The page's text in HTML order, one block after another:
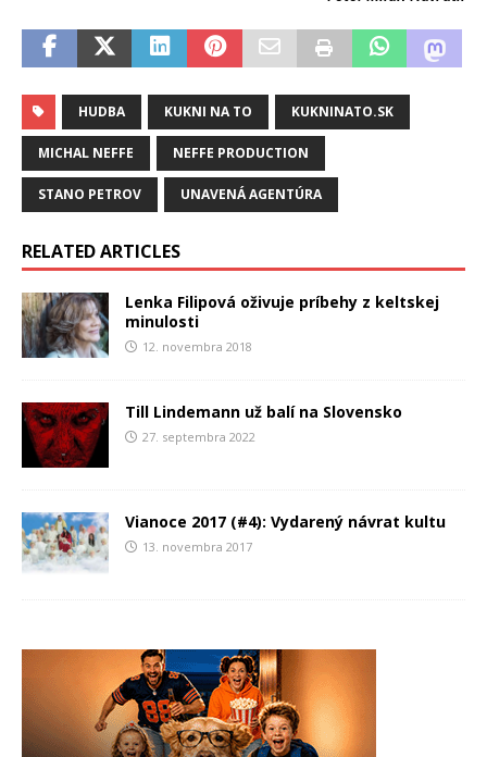
HUDBA KUKNI NA TO KUKNINATO.SK
MICHAL NEFFE NEFFE PRODUCTION
STANO PETROV UNAVENÁ AGENTÚRA
RELATED ARTICLES
Lenka Filipová oživuje príbehy z keltskej
minulosti
12. novembra 2018
Till Lindemann už balí na Slovensko
27. septembra 2022
Vianoce 2017 (#4): Vydarený návrat kultu
13. novembra 2017